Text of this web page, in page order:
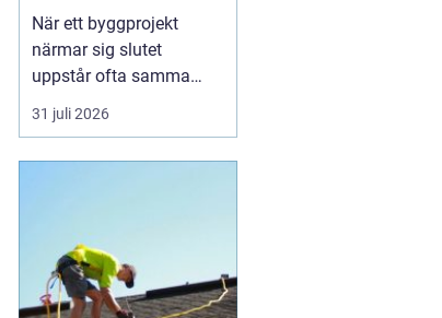
byggprojekt
När ett byggprojekt
närmar sig slutet
uppstår ofta samma
fråga: är entreprenaden
verkligen utförd så som
ger ett tydligt svar.
Genom en strukturerad
genomgån...
31 juli 2026